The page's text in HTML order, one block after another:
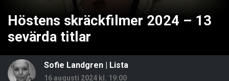
Höstens skräckfilmer 2024 – 13
sevärda titlar
Sofie Landgren | Lista
16 augusti 2024 kl. 19:00